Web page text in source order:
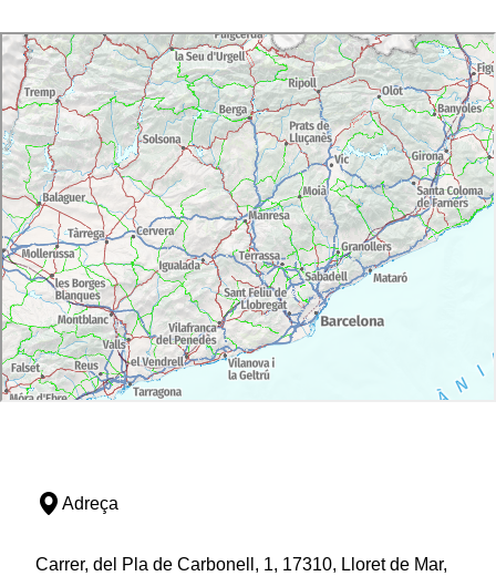
Adreça
Carrer, del Pla de Carbonell, 1, 17310, Lloret de Mar,